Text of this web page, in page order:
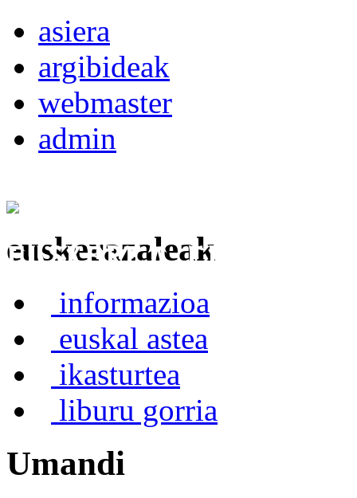
asiera
argibideak
webmaster
admin
Euskerea Erabilte
euskerazaleak
informazioa
euskal astea
ikasturtea
liburu gorria
Umandi